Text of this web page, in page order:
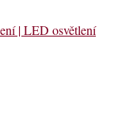
| LED osvětlení